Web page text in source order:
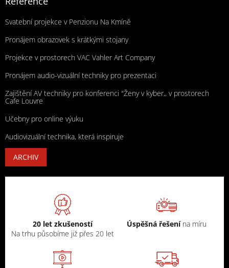
Svatební projekce v Penzionu Na Kmíně
Pronájem obrazovek s krátkými stojany
Projekce v prostorech VAC Vahler Art Company
Pronájem audio-vizuální techniky pro prezentaci
Zajištění AV techniky pro konferenci "Ženy v kyber,, v prostorech
Cafe Louvre
Učebny pro online výuku
Audiovizuální technika, která inspiruje
ARCHIV
20 let zkušeností
Na trhu působíme již přes 20 let
Úspěšná řešení na míru